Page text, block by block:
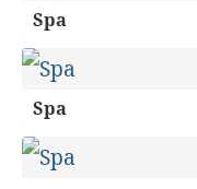
Spa
Spa